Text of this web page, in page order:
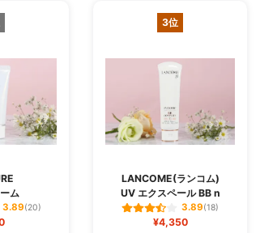
ム
3.89(20)
3位
LANCOME(ランコム)
UV エクスペール BB n
3.89(18)
¥4,350